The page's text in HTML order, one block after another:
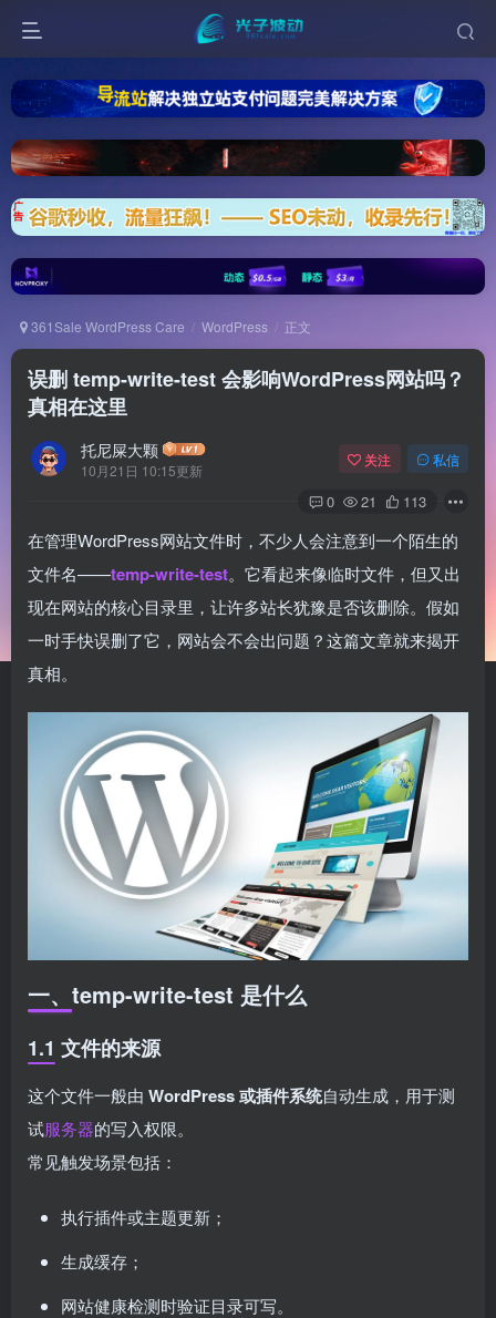
361Sale WordPress Care WordPress 正文
误删 temp-write-test 会影响WordPress网站吗？
真相在这里
托尼屎大颗
10月21日 10:15更新
关注 私信
0 21 113
在管理WordPress网站文件时，不少人会注意到一个陌生的
文件名——temp-write-test。它看起来像临时文件，但又出
现在网站的核心目录里，让许多站长犹豫是否该删除。假如
一时手快误删了它，网站会不会出问题？这篇文章就来揭开
真相。
一、temp-write-test 是什么
1.1 文件的来源
这个文件一般由 WordPress 或插件系统自动生成，用于测
试服务器的写入权限。
常见触发场景包括：
执行插件或主题更新；
生成缓存；
网站健康检测时验证目录可写。